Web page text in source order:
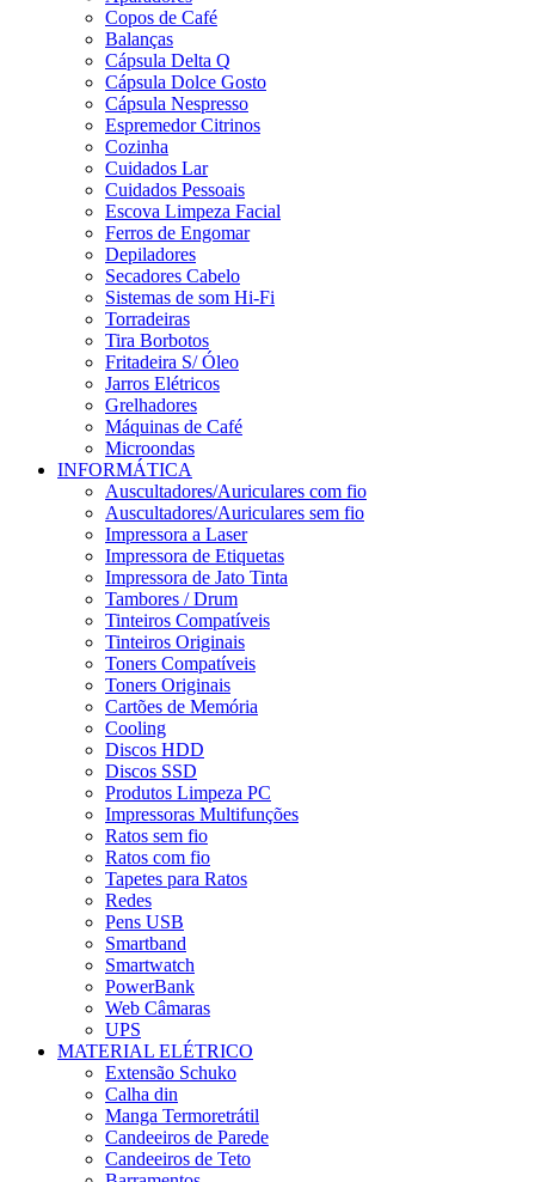
Copos de Café
Balanças
Cápsula Delta Q
Cápsula Dolce Gosto
Cápsula Nespresso
Espremedor Citrinos
Cozinha
Cuidados Lar
Cuidados Pessoais
Escova Limpeza Facial
Ferros de Engomar
Depiladores
Secadores Cabelo
Sistemas de som Hi-Fi
Torradeiras
Tira Borbotos
Fritadeira S/ Óleo
Jarros Elétricos
Grelhadores
Máquinas de Café
Microondas
INFORMÁTICA
Auscultadores/Auriculares com fio
Auscultadores/Auriculares sem fio
Impressora a Laser
Impressora de Etiquetas
Impressora de Jato Tinta
Tambores / Drum
Tinteiros Compatíveis
Tinteiros Originais
Toners Compatíveis
Toners Originais
Cartões de Memória
Cooling
Discos HDD
Discos SSD
Produtos Limpeza PC
Impressoras Multifunções
Ratos sem fio
Ratos com fio
Tapetes para Ratos
Redes
Pens USB
Smartband
Smartwatch
PowerBank
Web Câmaras
UPS
MATERIAL ELÉTRICO
Extensão Schuko
Calha din
Manga Termoretrátil
Candeeiros de Parede
Candeeiros de Teto